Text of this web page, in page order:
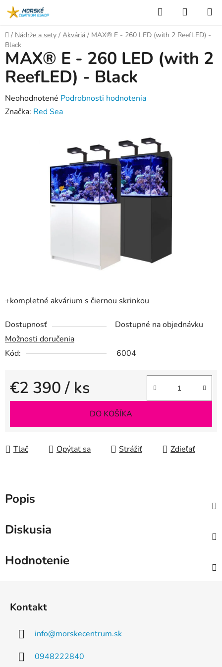
Prejsť
na
obsah
Hľadať
KOŠÍK
Domov
/ Nádrže a sety / Akváriá / MAX® E - 260 LED (with 2 ReefLED) -
Black
+kompletné akvárium s čiernou skrinkou
Dostupnosť
Dostupné na objednávku
Možnosti doručenia
Kód:
6004
€2 390/ ks
Jednotková cena:
DO KOŠÍKA
Tlač Opýtať sa Strážiť Zdieľať
MAX® E - 260 LED (with 2
ReefLED) - Black
Priemerné
hodnotenie
Neohodnotené Podrobnosti hodnotenia
Značka: Red Sea
Popis
Diskusia
Hodnotenie
Kontakt
info@morskecentrum.sk
0948222840